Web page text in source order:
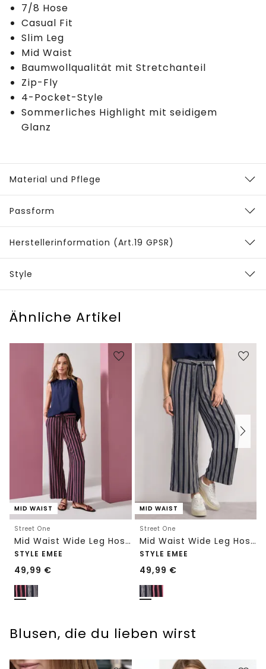
7/8 Hose
Casual Fit
Slim Leg
Mid Waist
Baumwollqualität mit Stretchanteil
Zip-Fly
4-Pocket-Style
Sommerliches Highlight mit seidigem
Glanz
Material und Pflege
Passform
Herstellerinformation (Art.19 GPSR)
Style
Ähnliche Artikel
MID WAIST
Street One
Mid Waist Wide Leg Hose mit Streifen
STYLE EMEE
49,99 €
MID WAIST
Street One
Mid Waist Wide Leg Hose mit Streifen
STYLE EMEE
49,99 €
Blusen, die du lieben wirst